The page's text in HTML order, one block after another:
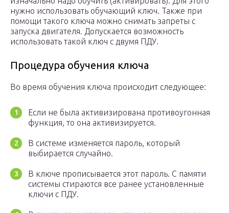
нужно использовать обучающий ключ. Также при
помощи такого ключа можно снимать запреты с
запуска двигателя. Допускается возможность
использовать такой ключ с двумя ПДУ.
Процедура обучения ключа
Во время обучения ключа происходит следующее:
Если не была активизирована противоугонная
функция, то она активизируется.
В системе изменяется пароль, который
выбирается случайно.
В ключе прописывается этот пароль. С памяти
системы стираются все ранее установленные
ключи с ПДУ.